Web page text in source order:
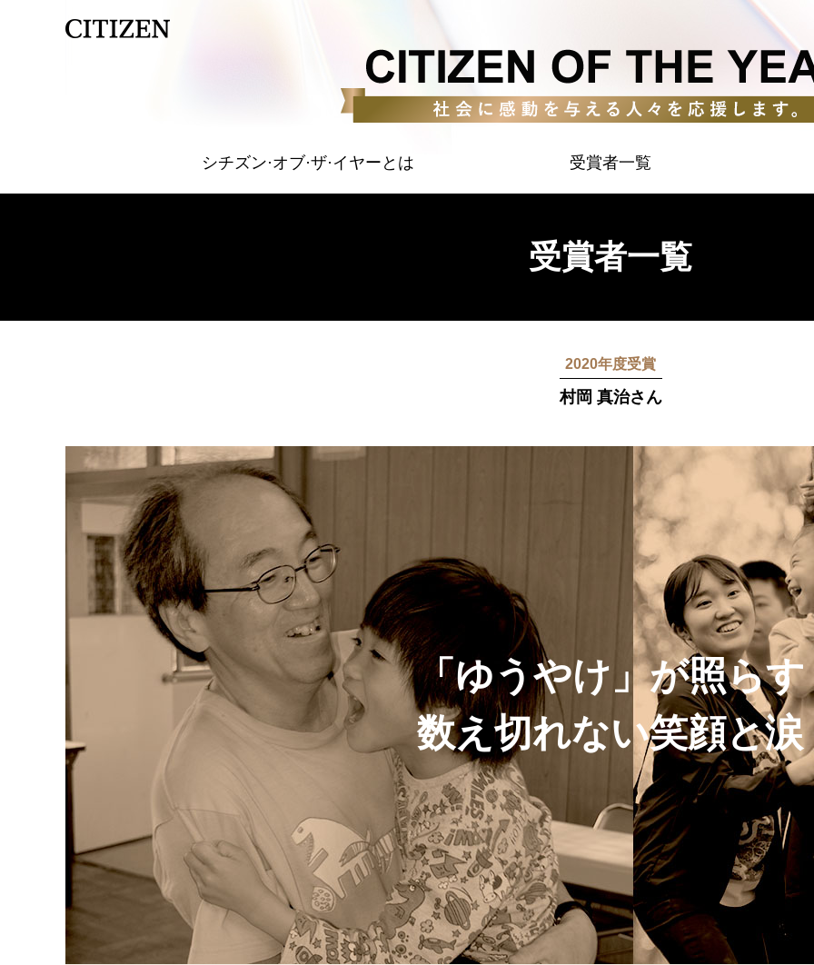
シチズン·オブ·ザ·イヤーとは 受賞者一覧
受賞者一覧
2020年度受賞
村岡 真治さん
「ゆうやけ」が照らす
数え切れない笑顔と涙